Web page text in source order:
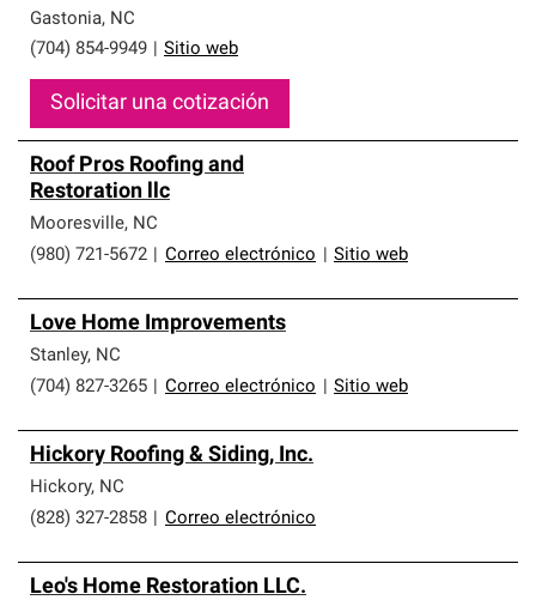
Gastonia, NC
(704) 854-9949
Sitio web
Solicitar una cotización
Roof Pros Roofing and
Restoration llc
Mooresville, NC
(980) 721-5672
Correo electrónico Sitio web
Love Home Improvements
Stanley, NC
(704) 827-3265
Correo electrónico Sitio web
Hickory Roofing & Siding, Inc.
Hickory, NC
(828) 327-2858
Correo electrónico
Leo's Home Restoration LLC.